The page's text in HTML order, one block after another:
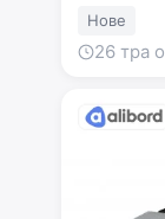
Нове
26 тра